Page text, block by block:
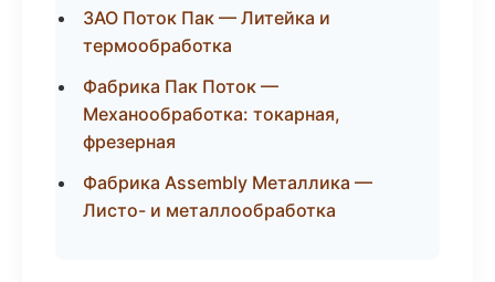
ЗАО Поток Пак — Литейка и
термообработка
Фабрика Пак Поток —
Механообработка: токарная,
фрезерная
Фабрика Assembly Металлика —
Листо- и металлообработка